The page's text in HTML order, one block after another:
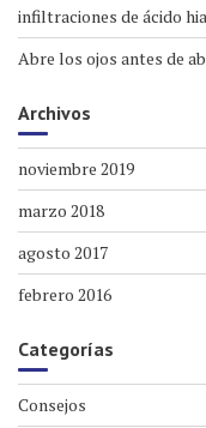
infiltraciones de ácido
Abre los ojos antes de
Archivos
noviembre 2019
marzo 2018
agosto 2017
febrero 2016
Categorías
Consejos